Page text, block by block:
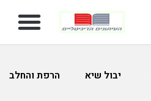
יבול שיא הרפת והחלב